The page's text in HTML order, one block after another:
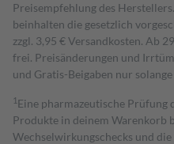
Preisempfehlung des
beinhalten die gesetzlich
zzgl. 3,95 € Versandkosten. Ab
frei. Preisänderungen und
und Gratis-Beigaben nur
1 Eine pharmazeutische
Produkte in deinem Warenkorb
Wechselwirkungschecks und